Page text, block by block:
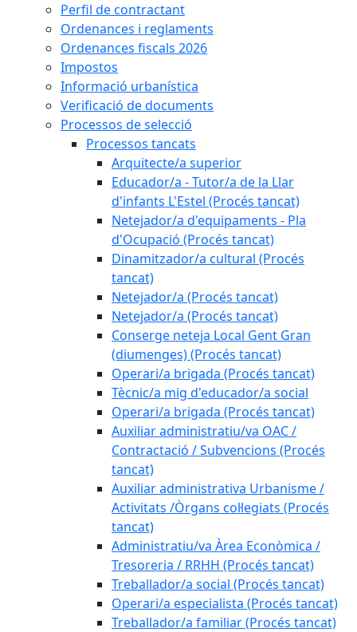
Perfil de contractant
Ordenances i reglaments
Ordenances fiscals 2026
Impostos
Informació urbanística
Verificació de documents
Processos de selecció
Processos tancats
Arquitecte/a superior
Educador/a - Tutor/a de la Llar
d'infants L'Estel (Procés tancat)
Netejador/a d'equipaments - Pla
d'Ocupació (Procés tancat)
Dinamitzador/a cultural (Procés
tancat)
Netejador/a (Procés tancat)
Netejador/a (Procés tancat)
Conserge neteja Local Gent Gran
(diumenges) (Procés tancat)
Operari/a brigada (Procés tancat)
Tècnic/a mig d'educador/a social
Operari/a brigada (Procés tancat)
Auxiliar administratiu/va OAC /
Contractació / Subvencions (Procés
tancat)
Auxiliar administrativa Urbanisme /
Activitats /Òrgans col·legiats (Procés
tancat)
Administratiu/va Àrea Econòmica /
Tresoreria / RRHH (Procés tancat)
Treballador/a social (Procés tancat)
Operari/a especialista (Procés tancat)
Treballador/a familiar (Procés tancat)